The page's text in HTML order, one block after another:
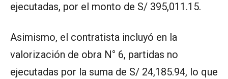
ejecutadas, por el monto de S/ 395,011.15.
Asimismo, el contratista incluyó en la
valorización de obra N° 6, partidas no
ejecutadas por la suma de S/ 24,185.94, lo que